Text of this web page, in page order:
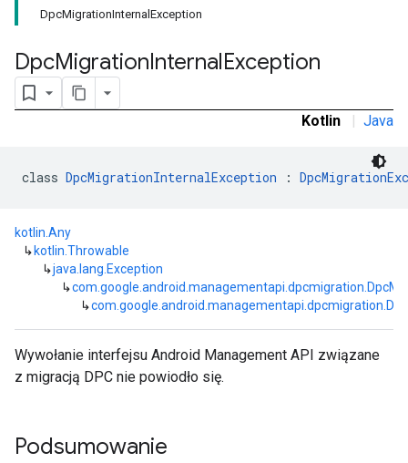
DpcMigrationInternalException
DpcMigrationInternalException
Kotlin | Java
class DpcMigrationInternalException :
kotlin.Any
↳ kotlin.Throwable
↳java.lang.Exception
↳
↳
Wywołanie interfejsu Android Management API związane
z migracją DPC nie powiodło się.
Podsumowanie